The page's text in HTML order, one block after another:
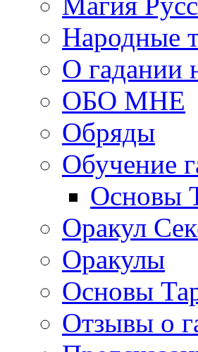
Народные
О гадании
ОБО МНЕ
Обряды
Обучение
Основы
Оракул
Оракулы
Основы
Отзывы о